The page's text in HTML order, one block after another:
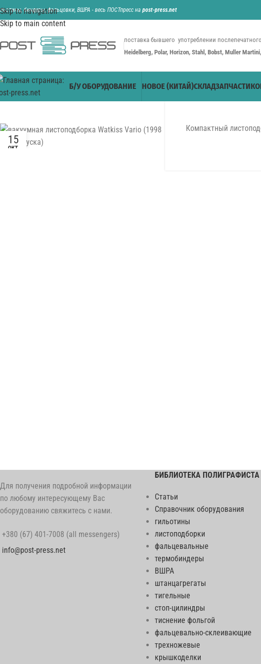
Skip to navigation
Skip to main content
биндеры, фальцовки, ВШРА - весь ПОСТпресс на post-press.net
поставка бывшего употреблении
Heidelberg, Polar, Horizon, Stahl, Bobst, Muller
Б/У ОБОРУДОВАНИЕ НОВОЕ (КИТАЙ)СКЛАДЗАПЧАСТИ
15
ОКТ
Компактный
Для получения подробной информации
по любому интересующему Вас
оборудованию свяжитесь с нами.
+380 (67) 401-7008 (all messengers)
info@post-press.net
БИБЛИОТЕКА ПОЛИГРАФИСТА
Статьи
Справочник оборудования
гильотины
листоподборки
фальцевальные
термобиндеры
ВШРА
штанцагрегаты
тигельные
стоп-цилиндры
тиснение фольгой
фальцевально-склеивающие
трехножевые
крышкоделки